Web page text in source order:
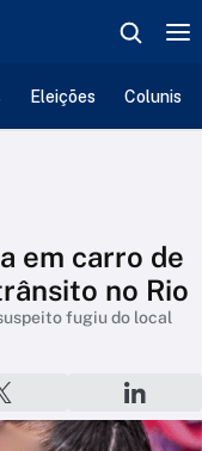
Eleições
em carro de
no Rio
fugiu do local